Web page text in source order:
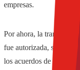
empresas.
Por ahora, la
fue autorizada, sin
los acuerdos de no